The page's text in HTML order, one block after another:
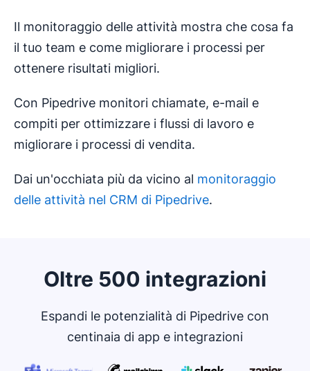
Il monitoraggio delle attività mostra che cosa fa
il tuo team e come migliorare i processi per
ottenere risultati migliori.
Con Pipedrive monitori chiamate, e-mail e
compiti per ottimizzare i flussi di lavoro e
migliorare i processi di vendita.
Dai un'occhiata più da vicino al monitoraggio
delle attività nel CRM di Pipedrive.
Oltre 500 integrazioni
Espandi le potenzialità di Pipedrive con
centinaia di app e integrazioni